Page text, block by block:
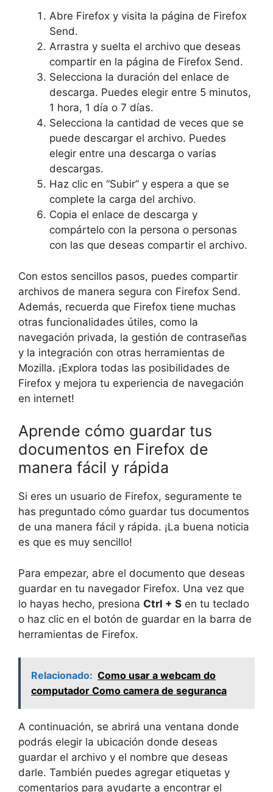
Abre Firefox y visita la página de Firefox
Send.
Arrastra y suelta el archivo que deseas
compartir en la página de Firefox Send.
Selecciona la duración del enlace de
descarga. Puedes elegir entre 5 minutos,
1 hora, 1 día o 7 días.
Selecciona la cantidad de veces que se
puede descargar el archivo. Puedes
elegir entre una descarga o varias
descargas.
Haz clic en “Subir” y espera a que se
complete la carga del archivo.
Copia el enlace de descarga y
compártelo con la persona o personas
con las que deseas compartir el archivo.
Con estos sencillos pasos, puedes compartir
archivos de manera segura con Firefox Send.
Además, recuerda que Firefox tiene muchas
otras funcionalidades útiles, como la
navegación privada, la gestión de contraseñas
y la integración con otras herramientas de
Mozilla. ¡Explora todas las posibilidades de
Firefox y mejora tu experiencia de navegación
en internet!
Aprende cómo guardar tus
documentos en Firefox de
manera fácil y rápida
Si eres un usuario de Firefox, seguramente te
has preguntado cómo guardar tus documentos
de una manera fácil y rápida. ¡La buena noticia
es que es muy sencillo!
Para empezar, abre el documento que deseas
guardar en tu navegador Firefox. Una vez que
lo hayas hecho, presiona Ctrl + S en tu teclado
o haz clic en el botón de guardar en la barra de
herramientas de Firefox.
Relacionado: Como usar a webcam do
computador Como camera de seguranca
A continuación, se abrirá una ventana donde
podrás elegir la ubicación donde deseas
guardar el archivo y el nombre que deseas
darle. También puedes agregar etiquetas y
comentarios para ayudarte a encontrar el